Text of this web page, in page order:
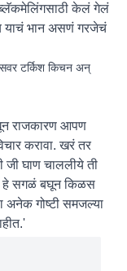
ब्लॅकमेलिंगसाठी केलं गेलं
याचं भान असणं गरजेचं
टर्किश किचन अन्
राजकारण आपण
करावा. खरं तर
जी घाण चाललीये ती
हे सगळं बघून किळस
अनेक गोष्टी समजल्या